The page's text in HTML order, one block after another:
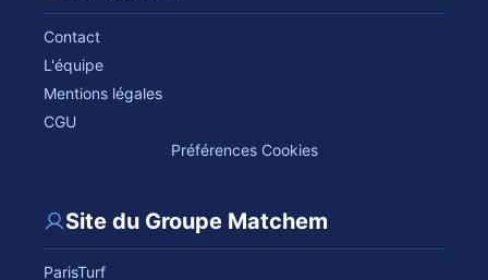
Contact
L'équipe
Mentions légales
CGU
Préférences Cookies
Site du Groupe Matchem
ParisTurf